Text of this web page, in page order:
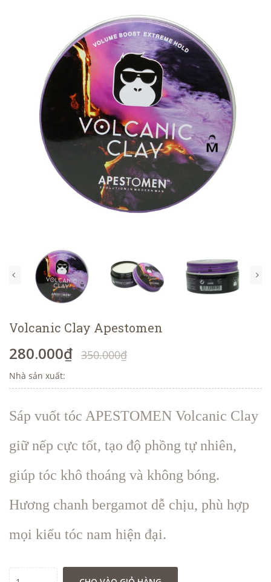
Volcanic Clay Apestomen
280.000₫ 350.000₫
Nhà sản xuất:
Sáp vuốt tóc APESTOMEN Volcanic Clay
giữ nếp cực tốt, tạo độ phồng tự nhiên,
giúp tóc khô thoáng và không bóng.
Hương chanh bergamot dễ chịu, phù hợp
mọi kiểu tóc nam hiện đại.